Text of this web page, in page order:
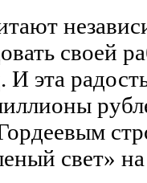
своей
эта
свет»